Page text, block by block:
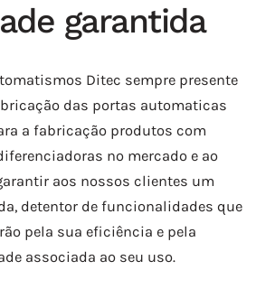
garantida
Ditec sempre presente
das portas automaticas
a fabricação produtos com
no mercado e ao
aos nossos clientes um
detentor de funcionalidades que
pela sua eficiência e pela
associada ao seu uso.